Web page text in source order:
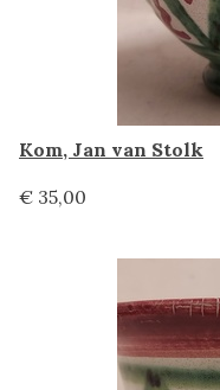
Kom, Jan van Stolk
€ 35,00